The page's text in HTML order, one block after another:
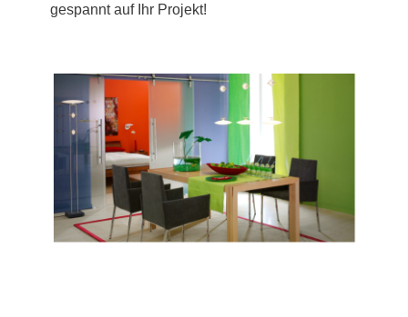
gespannt auf Ihr Projekt!